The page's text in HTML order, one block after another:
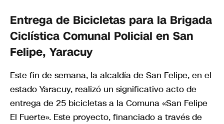
Entrega de Bicicletas para la Brigada
Ciclística Comunal Policial en San
Felipe, Yaracuy
Este fin de semana, la alcaldía de San Felipe, en el
estado Yaracuy, realizó un significativo acto de
entrega de 25 bicicletas a la Comuna «San Felipe
El Fuerte». Este proyecto, financiado a través de